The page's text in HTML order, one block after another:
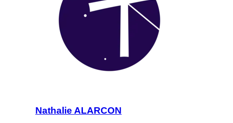
Nathalie ALARCON